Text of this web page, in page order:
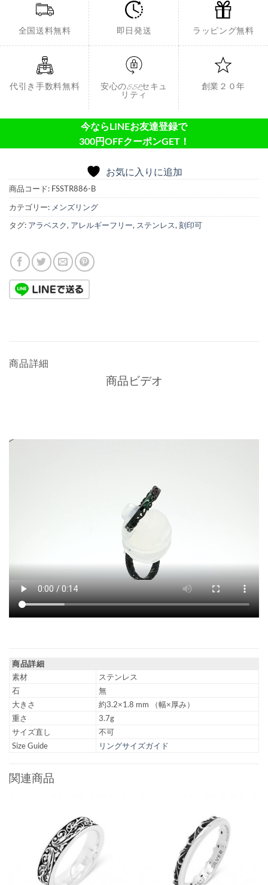
全国送料無料 即日発送 ラッピング無料
代引き手数料無料
安心のSSLセキュ
リティ
創業２０年
今ならLINEお友達登録で
300円OFFクーポンGET！
お気に入りに追加
商品コード: FSSTR886-B
カテゴリー: メンズリング
タグ: アラベスク, アレルギーフリー, ステンレス, 刻印可
商品詳細
商品ビデオ
商品詳細
素材
ステンレス
石
無
大きさ
約3.2×1.8 mm （幅×厚み）
重さ
3.7g
サイズ直し
不可
Size Guide
リングサイズガイド
関連商品